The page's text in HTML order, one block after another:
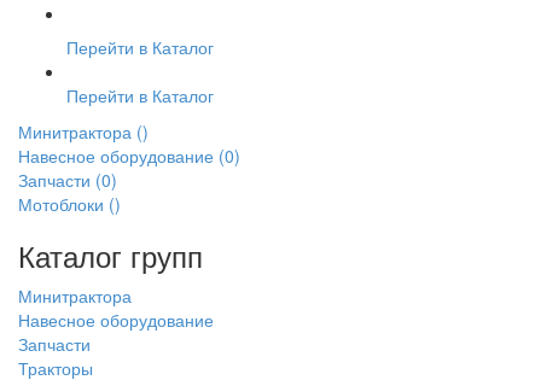
Перейти в Каталог
Перейти в Каталог
Минитрактора ()
Навесное оборудование (0)
Запчасти (0)
Мотоблоки ()
Каталог групп
Минитрактора
Навесное оборудование
Запчасти
Тракторы